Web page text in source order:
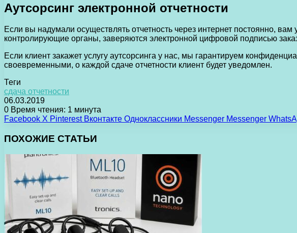
Аутсорсинг электронной отчетности
Если вы надумали осуществлять отчетность через интернет постоянно,
контролирующие органы, заверяются электронной цифровой подписью
Если клиент закажет услугу аутсорсинга у нас, мы гарантируем
своевременными, о каждой сдаче отчетности клиент будет уведомлен.
Теги
сдача отчетности
06.03.2019
0 Время чтения: 1 минута
Facebook X Pinterest Вконтакте Одноклассники Messenger Messenger
ПОХОЖИЕ СТАТЬИ